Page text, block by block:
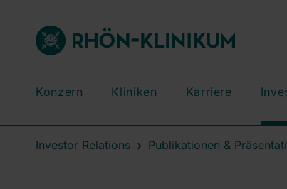
Konzern Kliniken Karriere
Investor Relations Publikationen &